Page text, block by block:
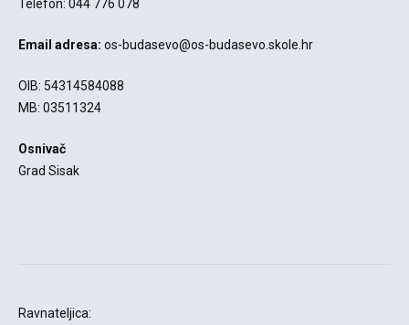
Telefon: 044 776 078
Email adresa: os-budasevo@os-budasevo.skole.hr
OIB: 54314584088
MB: 03511324
Osnivač
Grad Sisak
Ravnateljica: